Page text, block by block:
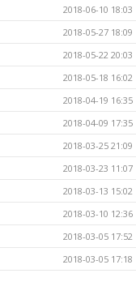
2018-06-10 18:03
2018-05-27 18:09
2018-05-22 20:03
2018-05-18 16:02
2018-04-19 16:35
2018-04-09 17:35
2018-03-25 21:09
2018-03-23 11:07
2018-03-13 15:02
2018-03-10 12:36
2018-03-05 17:52
2018-03-05 17:18